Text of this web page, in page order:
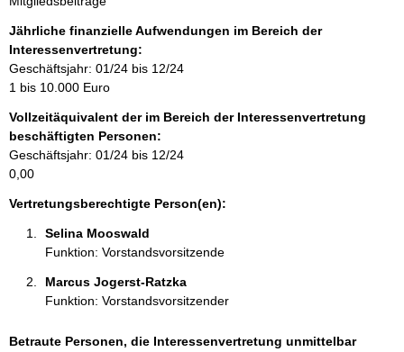
f
o
r
m
a
i
o
n
e
n
Jährliche finanzielle Aufwendungen im Bereich der
Interessenvertretung:
Geschäftsjahr: 01/24 bis 12/24
1 bis 10.000 Euro
Vollzeitäquivalent der im Bereich der Interessenvertretung
beschäftigten Personen:
Geschäftsjahr: 01/24 bis 12/24
0,00
Vertretungsberechtigte Person(en):
Selina Mooswald
Funktion: Vorstandsvorsitzende
Marcus Jogerst-Ratzka
Funktion: Vorstandsvorsitzender
Betraute Personen, die Interessenvertretung unmittelbar